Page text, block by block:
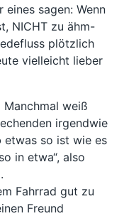
sagen: Wenn
NICHT zu ähm-
plötzlich
vielleicht lieber
Manchmal weiß
irgendwie
etwas so ist wie es
in etwa“, also
Fahrrad gut zu
Freund